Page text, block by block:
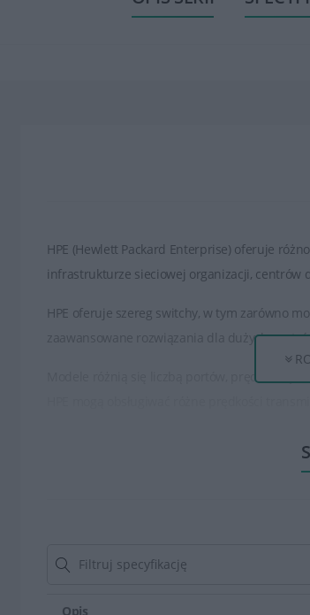
HPE (Hewlett Packard Enterprise) oferuje
infrastrukturze sieciowej organizacji, centrów
HPE oferuje szereg switchy, w tym zarówno
zaawansowane rozwiązania dla dużych
Modele różnią się liczbą portów, prędkością
Switchy HPE posiadają funkcje
switchy, aktualizacjami oprogramowania
Opis